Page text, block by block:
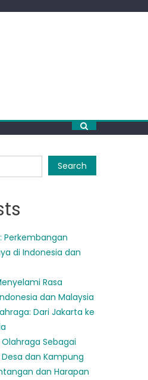
Search
Perkembangan
di Indonesia dan
Rasa
dan Malaysia
Dari Jakarta ke
Olahraga Sebagai
dan Kampung
dan Harapan